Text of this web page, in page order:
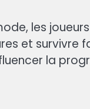
les
et survivre
la